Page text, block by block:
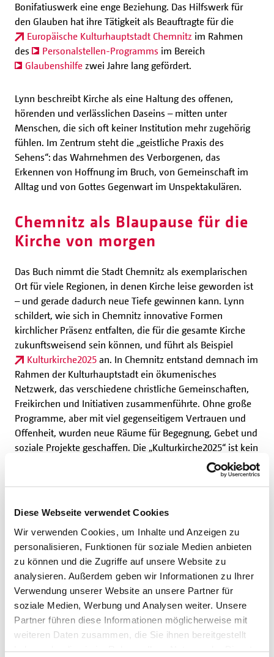
Diese Webseite verwendet Cookies
Wir verwenden Cookies, um Inhalte und Anzeigen zu
personalisieren, Funktionen für soziale Medien anbieten
zu können und die Zugriffe auf unsere Website zu
analysieren. Außerdem geben wir Informationen zu Ihrer
Verwendung unserer Website an unsere Partner für
soziale Medien, Werbung und Analysen weiter. Unsere
Partner führen diese Informationen möglicherweise mit
weiteren Daten zusammen, die Sie ihnen bereitgestellt
haben oder die sie im Rahmen Ihrer Nutzung der Dienste
Bonifatiuswerk eine enge Beziehung. Das Hilfswerk für
den Glauben hat ihre Tätigkeit als Beauftragte für die
Europäische Kulturhauptstadt Chemnitz im Rahmen
des
Personalstellen-Programms im Bereich
Glaubenshilfe zwei Jahre lang gefördert.
Lynn beschreibt Kirche als eine Haltung des offenen,
hörenden und verlässlichen Daseins – mitten unter
Menschen, die sich oft keiner Institution mehr zugehörig
fühlen. Im Zentrum steht die „geistliche Praxis des
Sehens“: das Wahrnehmen des Verborgenen, das
Erkennen von Hoffnung im Bruch, von Gemeinschaft im
Alltag und von Gottes Gegenwart im Unspektakulären.
Chemnitz als Blaupause für die
Kirche von morgen
Das Buch nimmt die Stadt Chemnitz als exemplarischen
Ort für viele Regionen, in denen Kirche leise geworden ist
– und gerade dadurch neue Tiefe gewinnen kann. Lynn
schildert, wie sich in Chemnitz innovative Formen
kirchlicher Präsenz entfalten, die für die gesamte Kirche
zukunftsweisend sein können, und führt als Beispiel
Kulturkirche2025 an. In Chemnitz entstand demnach im
Rahmen der Kulturhauptstadt ein ökumenisches
Netzwerk, das verschiedene christliche Gemeinschaften,
Freikirchen und Initiativen zusammenführte. Ohne große
Programme, aber mit viel gegenseitigem Vertrauen und
Offenheit, wurden neue Räume für Begegnung, Gebet und
soziale Projekte geschaffen. Die „Kulturkirche2025“ ist kein
Gebäude, sondern eine Haltung: Kirche als Herzraum, in
dem Menschen sich begegnen, Fragen stellen und
Konfession oder religiöser Sozialisation.
Ein weiteres zukunftsweisendes Beispiel ist laut Dr. Lynn
die bewusste Verlagerung liturgischer und spiritueller
Angebote in den öffentlichen Raum. So wurden etwa
Segensfeiern, Kunstinterventionen und
Tischgemeinschaften auf Marktplätzen, in leerstehenden
Läden oder an ungewöhnlichen Orten gefeiert. Diese „Orte
ohne Schwelle“ ermöglichen es, dass Menschen – auch
ohne kirchliche Vorerfahrung – spirituelle Erfahrungen